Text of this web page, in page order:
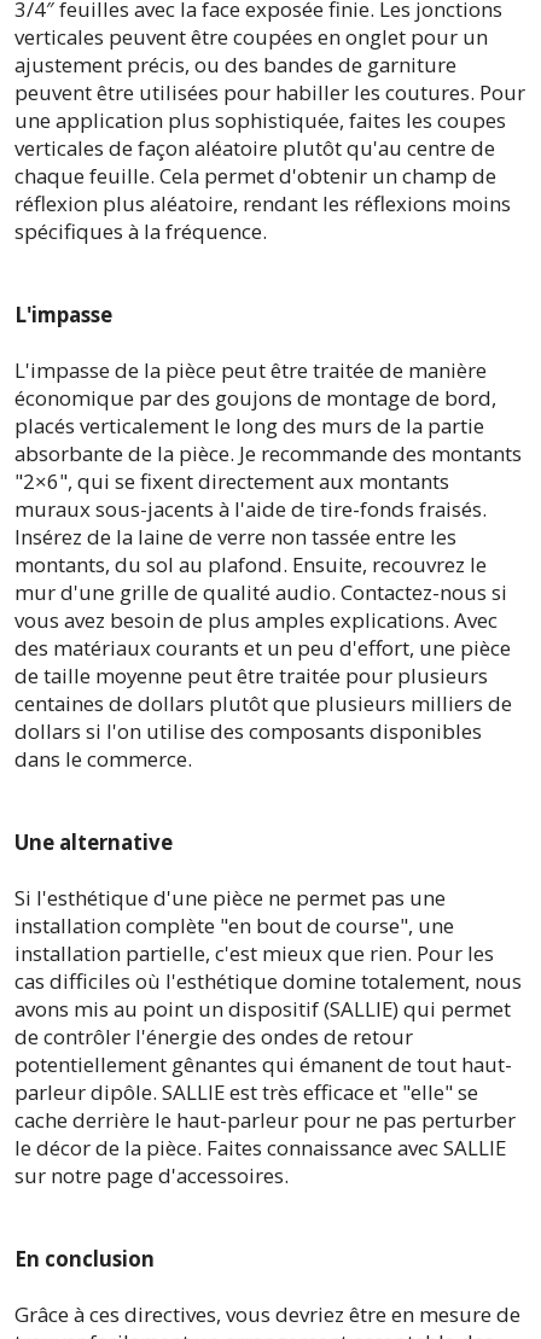
3/4″ feuilles avec la face exposée finie. Les jonctions
verticales peuvent être coupées en onglet pour un
ajustement précis, ou des bandes de garniture
peuvent être utilisées pour habiller les coutures. Pour
une application plus sophistiquée, faites les coupes
verticales de façon aléatoire plutôt qu'au centre de
chaque feuille. Cela permet d'obtenir un champ de
réflexion plus aléatoire, rendant les réflexions moins
spécifiques à la fréquence.
L'impasse
L'impasse de la pièce peut être traitée de manière
économique par des goujons de montage de bord,
placés verticalement le long des murs de la partie
absorbante de la pièce. Je recommande des montants
"2×6", qui se fixent directement aux montants
muraux sous-jacents à l'aide de tire-fonds fraisés.
Insérez de la laine de verre non tassée entre les
montants, du sol au plafond. Ensuite, recouvrez le
mur d'une grille de qualité audio. Contactez-nous si
vous avez besoin de plus amples explications. Avec
des matériaux courants et un peu d'effort, une pièce
de taille moyenne peut être traitée pour plusieurs
centaines de dollars plutôt que plusieurs milliers de
dollars si l'on utilise des composants disponibles
dans le commerce.
Une alternative
Si l'esthétique d'une pièce ne permet pas une
installation complète "en bout de course", une
installation partielle, c'est mieux que rien. Pour les
cas difficiles où l'esthétique domine totalement, nous
avons mis au point un dispositif (SALLIE) qui permet
de contrôler l'énergie des ondes de retour
potentiellement gênantes qui émanent de tout haut-
parleur dipôle. SALLIE est très efficace et "elle" se
cache derrière le haut-parleur pour ne pas perturber
le décor de la pièce. Faites connaissance avec SALLIE
sur notre page d'accessoires.
En conclusion
Grâce à ces directives, vous devriez être en mesure de